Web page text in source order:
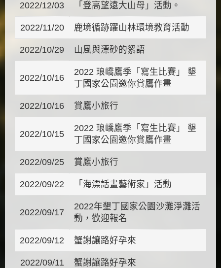
2022/12/03 「登高望遠大山母」活動。
2022/11/20 鹿境循跡躍山林環境教育活動
2022/10/29 山風與漂砂的絮語
2022/10/16
2022 琅嶠鷹季「寫生比賽」 墾
丁國家公園邀你賞鷹作畫
2022/10/16 賞鷹小旅行
2022/10/15
2022 琅嶠鷹季「寫生比賽」 墾
丁國家公園邀你賞鷹作畫
2022/09/25 賞鷹小旅行
2022/09/22 「海漂話畫藝術家」活動
2022/09/17
2022年墾丁國家公園沙灘淨灘活
動，歡迎報名
2022/09/12 蟹謝讓路好孕來
2022/09/11 蟹謝讓路好孕來